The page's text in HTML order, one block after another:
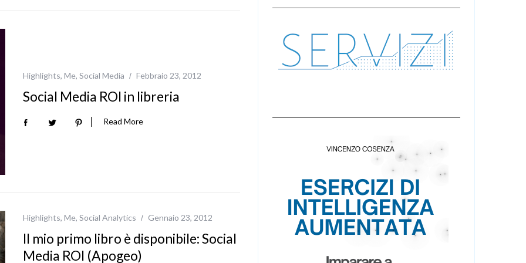
Highlights, Me, Social Media Febbraio 23, 2012
Social Media ROI in libreria
Read More
Highlights, Me, Social Analytics Gennaio 23, 2012
Il mio primo libro è disponibile: Social
Media ROI (Apogeo)